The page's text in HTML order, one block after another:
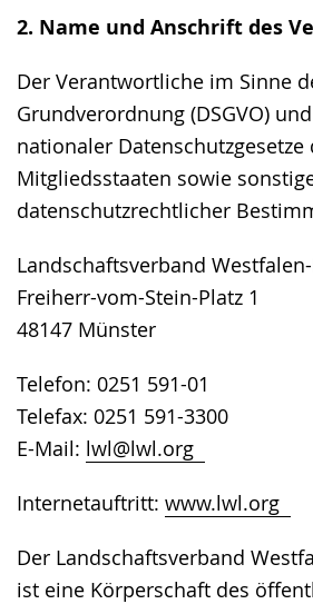
2. Name und Anschrift des
Der Verantwortliche im Sinne
Grundverordnung (DSGVO)
nationaler Datenschutzgesetze
Mitgliedsstaaten sowie
datenschutzrechtlicher
Landschaftsverband
Freiherr-vom-Stein-Platz 1
48147 Münster
Telefon: 0251 591-01
Telefax: 0251 591-3300
E-Mail: lwl@lwl.org
Internetauftritt: www.lwl.org
Der Landschaftsverband
ist eine Körperschaft des